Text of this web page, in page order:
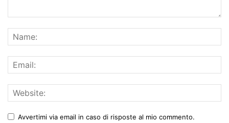
Avvertimi via email in caso di risposte al mio commento.